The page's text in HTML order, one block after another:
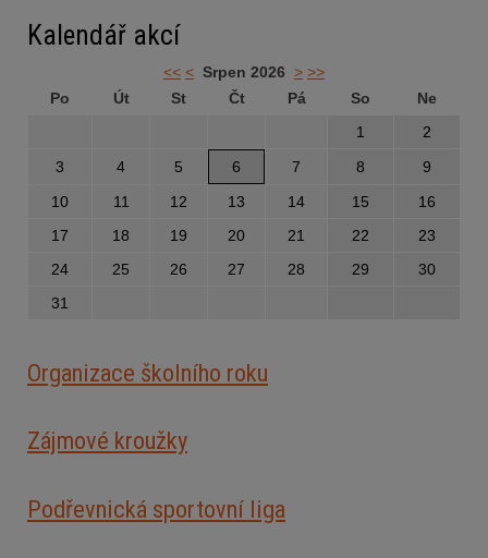
Kalendář akcí
<< < Srpen 2026 > >>
Po
Út St Čt Pá So
Ne
1
2
3
4 5 6 7 8
9
10
11 12 13 14 15
16
17
18 19 20 21 22
23
24
25 26 27 28 29
30
31
Organizace školního roku
Zájmové kroužky
Podřevnická sportovní liga